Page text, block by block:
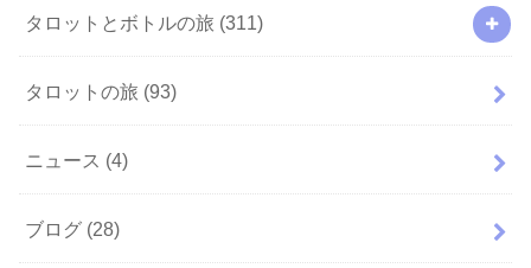
タロットとボトルの旅 (311)
タロットの旅 (93)
ニュース (4)
ブログ (28)